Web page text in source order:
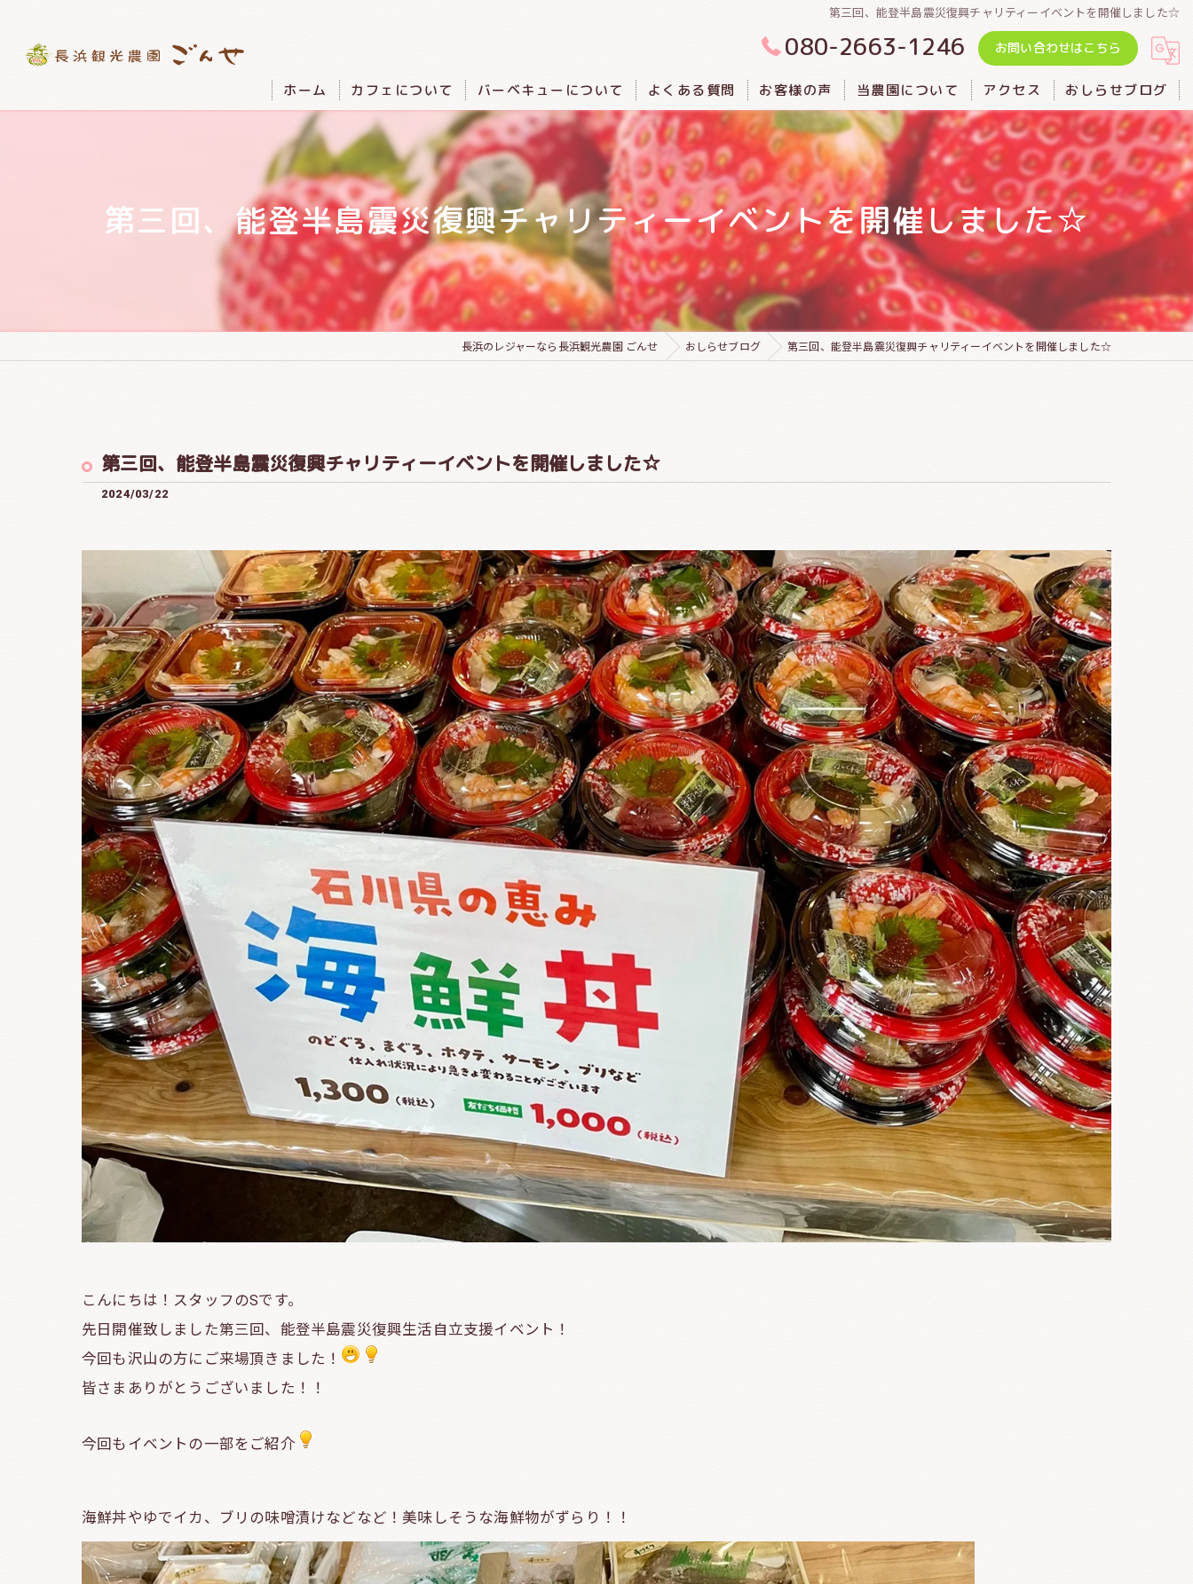
第三回、能登半島震災復興チャリティーイベントを開催しました☆
080-2663-1246 お問い合わせはこちら
ホーム カフェについて バーベキューについて よくある質問 お客様の声 当農園について
バーベキュー
カフェ
観光
いちご摘み
アクセス おしらせブログ
第三回、能登半島震災復興チャリティーイベントを開催しました☆
長浜のレジャーなら長浜観光農園 ごんせ おしらせブログ 第三回、能登半島震災復興チャリティーイベントを開催しました☆
第三回、能登半島震災復興チャリティーイベントを開催しました☆
2024/03/22
こんにちは！スタッフのSです。
先日開催致しました第三回、能登半島震災復興生活自立支援イベント！
今回も沢山の方にご来場頂きました！
皆さまありがとうございました！！
今回もイベントの一部をご紹介
海鮮丼やゆでイカ、ブリの味噌漬けなどなど！美味しそうな海鮮物がずらり！！